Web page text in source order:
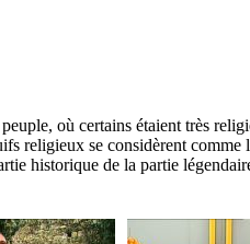
où certains étaient très
religieux se considèrent
historique de la partie